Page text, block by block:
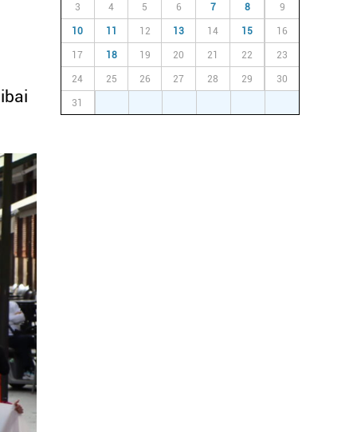
3 4 5 6 7 8 9
10 11 12 13 14 15 16
17 18 19 20 21 22 23
24 25 26 27 28 29 30
31